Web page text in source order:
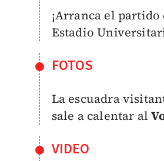
¡Arranca el partido
Estadio
FOTOS
La escuadra
sale a calentar al
VIDEO